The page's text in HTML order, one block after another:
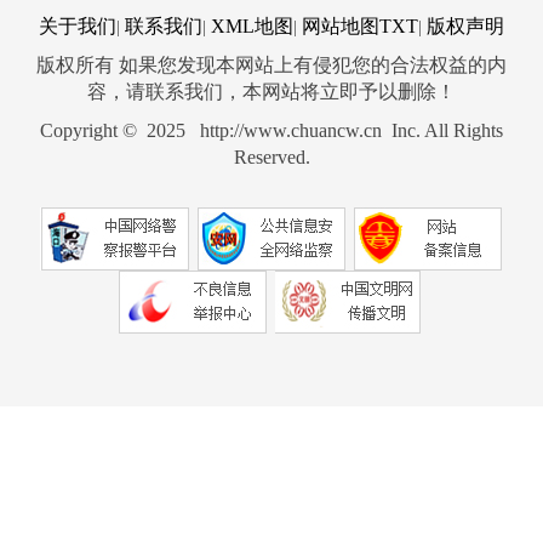
关于我们 联系我们 XML地图 网站地图TXT 版权声明
版权所有 如果您发现本网站上有侵犯您的合法权益的内
容，请联系我们，本网站将立即予以删除！
Copyright © 2025 http://www.chuancw.cn Inc. All Rights
Reserved.